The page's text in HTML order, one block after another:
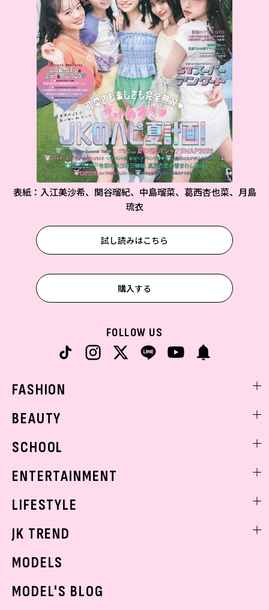
表紙：入江美沙希、関谷瑠紀、中島瑠菜、葛西杏也菜、月島
琉衣
試し読みはこちら
購入する
FOLLOW US
FASHION
着回し
BEAUTY
ベストコスメ
ボディケア
SCHOOL
学校ヘアメイク
ENTERTAINMENT
K-POP
LIFESTYLE
モデルの購入品
JK TREND
MODELS
MODEL'S BLOG